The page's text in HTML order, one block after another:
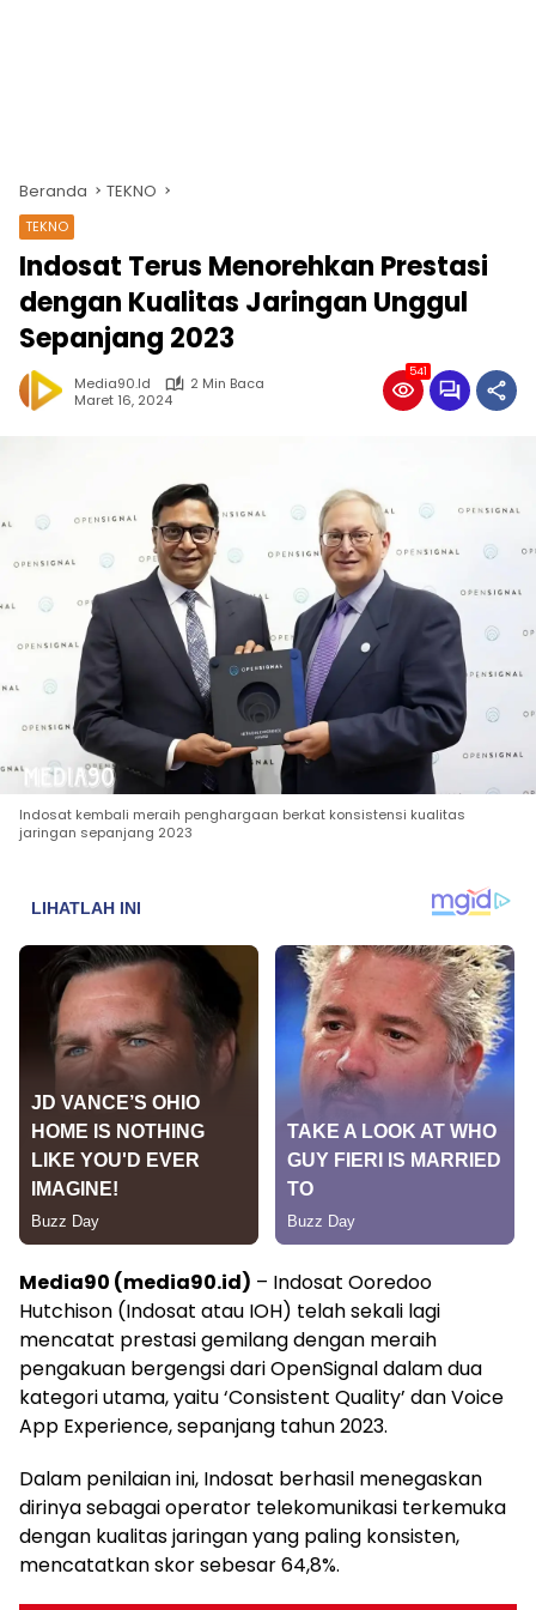
Beranda TEKNO
TEKNO
Indosat Terus Menorehkan Prestasi
dengan Kualitas Jaringan Unggul
Sepanjang 2023
Media90.id
2 Min Baca
Maret 16, 2024
541
Indosat kembali meraih penghargaan berkat konsistensi kualitas
jaringan sepanjang 2023
Media90 (media90.id) – Indosat Ooredoo
Hutchison (Indosat atau IOH) telah sekali lagi
mencatat prestasi gemilang dengan meraih
pengakuan bergengsi dari OpenSignal dalam dua
kategori utama, yaitu ‘Consistent Quality’ dan Voice
App Experience, sepanjang tahun 2023.
Dalam penilaian ini, Indosat berhasil menegaskan
dirinya sebagai operator telekomunikasi terkemuka
dengan kualitas jaringan yang paling konsisten,
mencatatkan skor sebesar 64,8%.